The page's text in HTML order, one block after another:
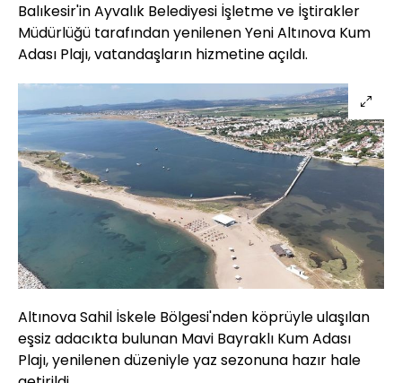
Balıkesir'in Ayvalık Belediyesi İşletme ve İştirakler
Müdürlüğü tarafından yenilenen Yeni Altınova Kum
Adası Plajı, vatandaşların hizmetine açıldı.
Altınova Sahil İskele Bölgesi'nden köprüyle ulaşılan
eşsiz adacıkta bulunan Mavi Bayraklı Kum Adası
Plajı, yenilenen düzeniyle yaz sezonuna hazır hale